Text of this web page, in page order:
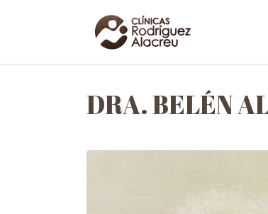
DRA. BELÉN